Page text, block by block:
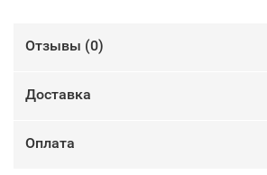
Отзывы (0)
Доставка
Оплата